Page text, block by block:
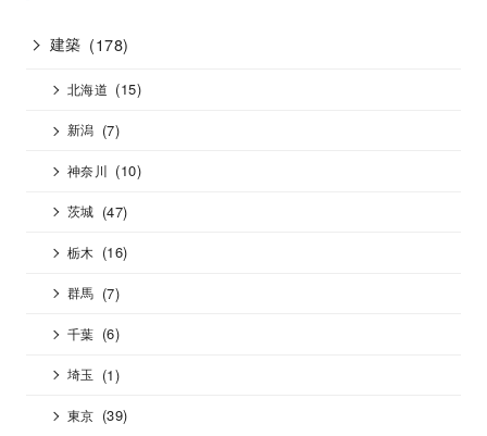
建築 (178)
北海道 (15)
新潟 (7)
神奈川 (10)
茨城 (47)
栃木 (16)
群馬 (7)
千葉 (6)
埼玉 (1)
東京 (39)